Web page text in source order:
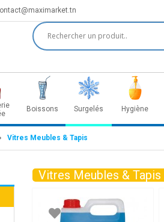
Boissons Surgelés Hygiène
Vitres Meubles & Tapis
Vitres Meubles & Tapis